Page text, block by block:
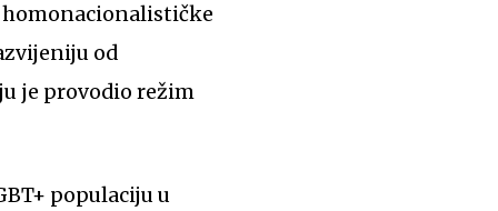
od
je provodio režim